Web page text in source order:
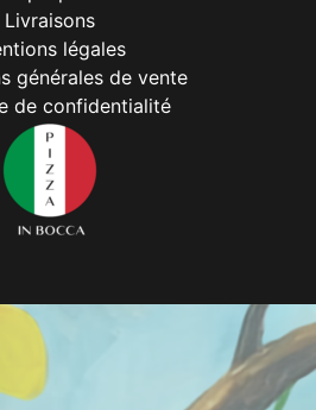
Livraisons
légales
générales de vente
de confidentialité